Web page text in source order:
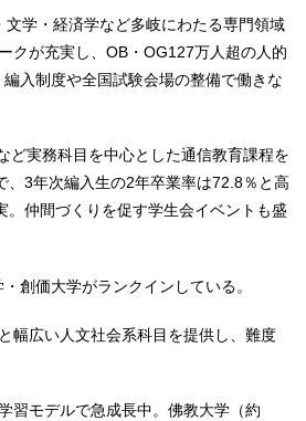
学・経済学など多岐にわたる専門領域
クが充実し、OB・OG127万人超の人的
入制度や全国試験会場の整備で働きな
ど実務科目を中心とした通信教育課程を
3年次編入生の2年卒業率は72.8％と高
仲間づくりを促す学生会イベントも盛
創価大学がランクインしている。
幅広い人文社会系科目を提供し、難度
習モデルで急成長中。佛教大学（約